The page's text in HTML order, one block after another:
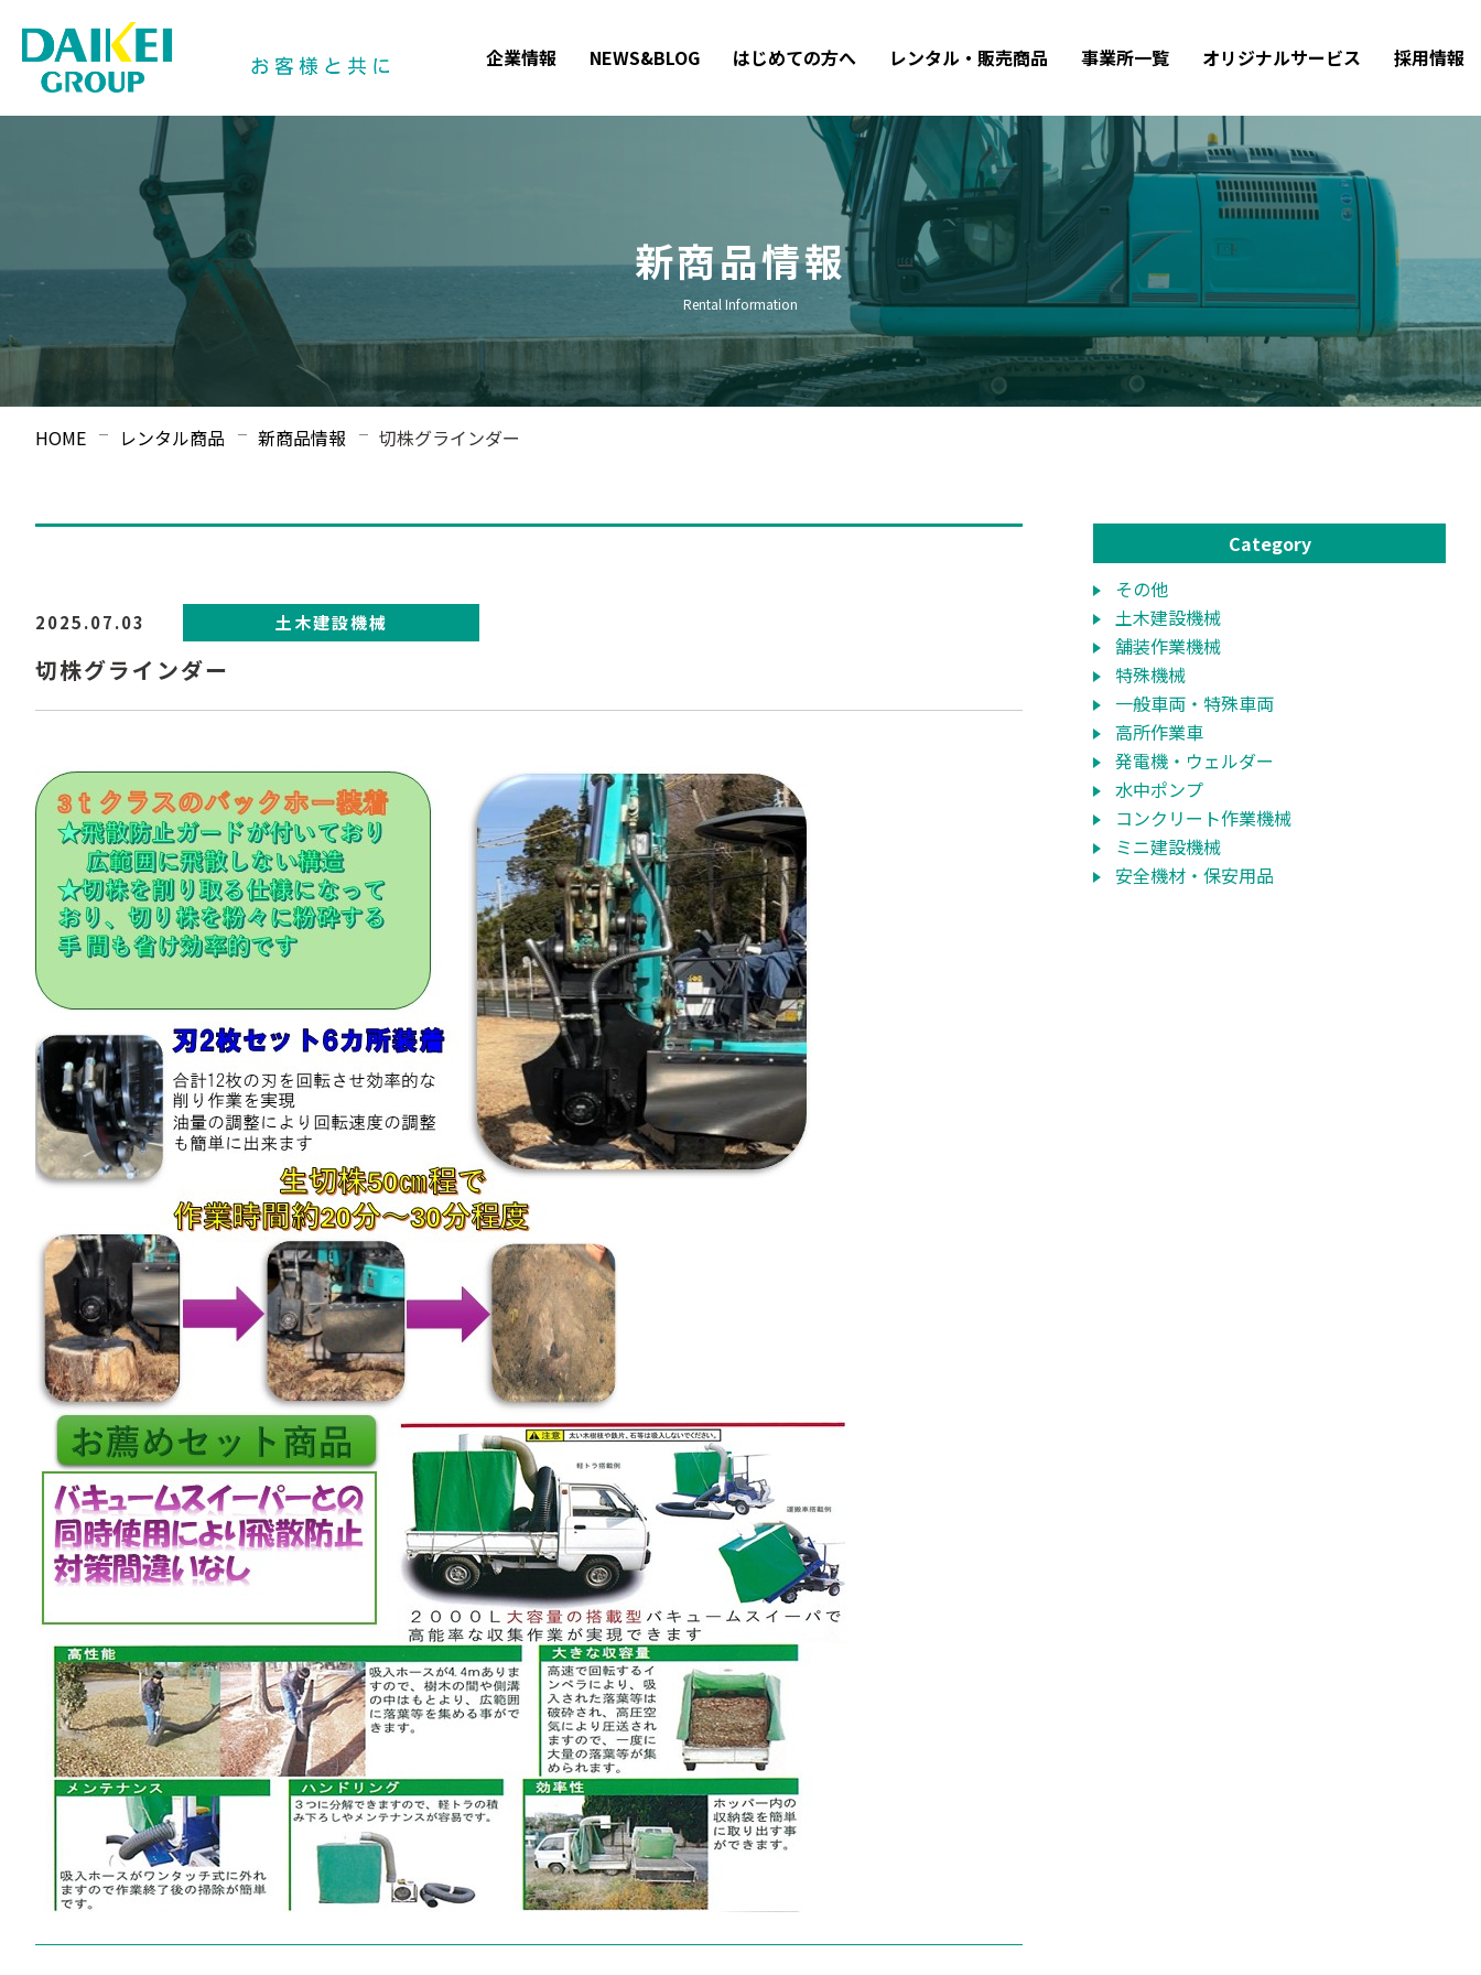
企業情報 NEWS&BLOG はじめての方へ レンタル・販売商品 事業所一覧 オリジナルサービス 採用情報
新商品情報
Rental Information
HOME レンタル商品 新商品情報 切株グラインダー
2025.07.03 土木建設機械
切株グラインダー
Category
その他
土木建設機械
舗装作業機械
特殊機械
一般車両・特殊車両
高所作業車
発電機・ウェルダー
水中ポンプ
コンクリート作業機械
ミニ建設機械
安全機材・保安用品